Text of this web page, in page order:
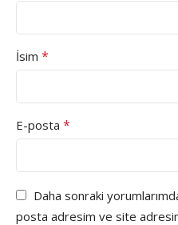
İsim *
E-posta *
Daha sonraki
posta adresim ve site